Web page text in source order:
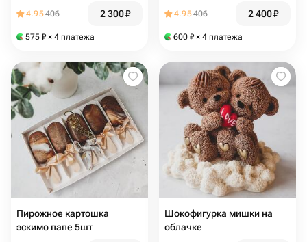
4.95406 2 300₽
575 ₽ × 4 платежа
4.95406 2 400₽
600 ₽ × 4 платежа
Пирожное картошка
эскимо папе 5шт
Шокофигурка мишки на
облачке